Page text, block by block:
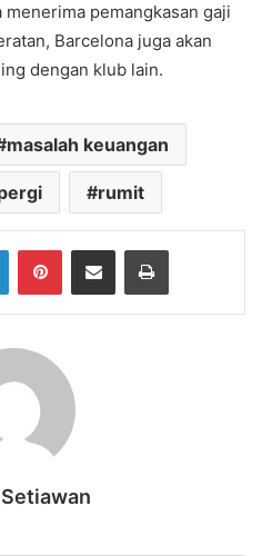
pemangkasan gaji
Barcelona juga akan
dengan klub lain.
masalah keuangan
rumit
LinkedInPinterestShare via Email Print